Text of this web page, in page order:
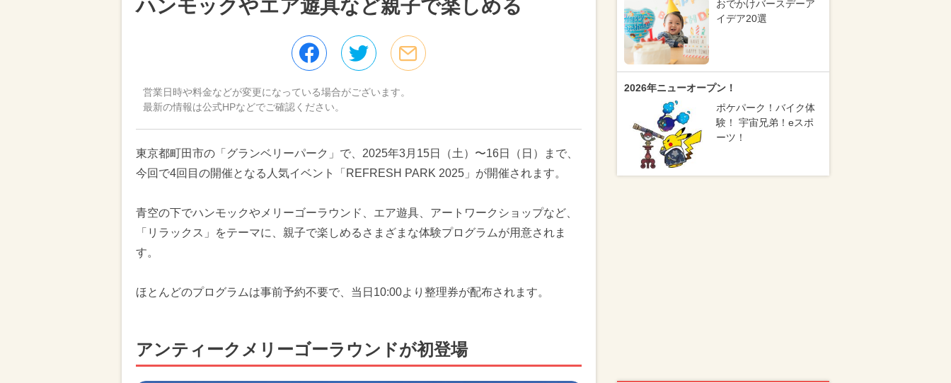
ハンモックやエア遊具など親子で楽しめる
営業日時や料金などが変更になっている場合がございます。
最新の情報は公式HPなどでご確認ください。
東京都町田市の「グランベリーパーク」で、2025年3月15日（土）〜16日（日）まで、
今回で4回目の開催となる人気イベント「REFRESH PARK 2025」が開催されます。
青空の下でハンモックやメリーゴーラウンド、エア遊具、アートワークショップなど、
「リラックス」をテーマに、親子で楽しめるさまざまな体験プログラムが用意されま
す。
ほとんどのプログラムは事前予約不要で、当日10:00より整理券が配布されます。
アンティークメリーゴーラウンドが初登場
おでかけバースデーア
イデア20選
2026年ニューオープン！
ポケパーク！バイク体
験！ 宇宙兄弟！eスポ
ーツ！